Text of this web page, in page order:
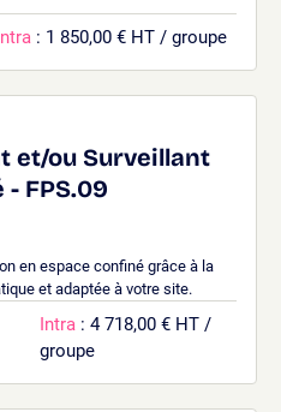
: 1 850,00 € HT / groupe
et/ou Surveillant
FPS.09
en espace confiné grâce à la
et adaptée à votre site.
Intra : 4 718,00 € HT /
groupe